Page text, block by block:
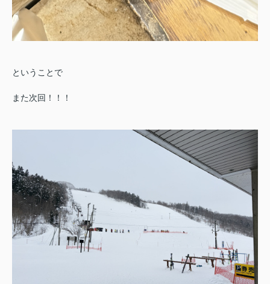
ということで
また次回！！！